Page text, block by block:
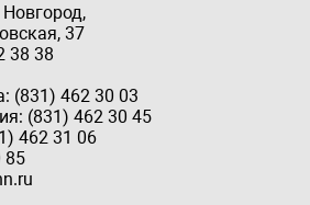
37
38 38
(831) 462 30 03
(831) 462 30 45
462 31 06
85